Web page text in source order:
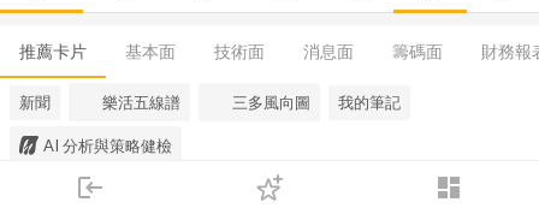
login dashboard
下單
推薦卡片 基本面 技術面 消息面 籌碼面 財務報
新聞 樂活五線譜 三多風向圖 我的筆記
AI 分析與策略健檢